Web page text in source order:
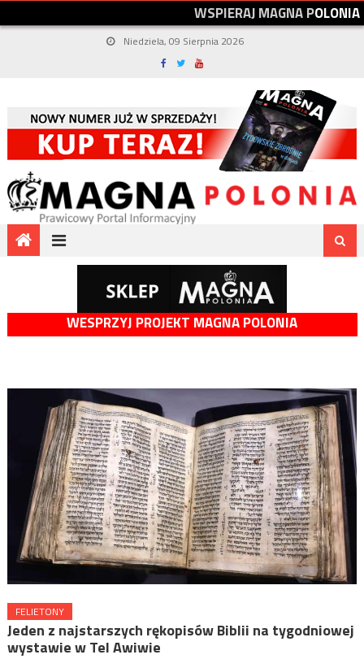
WSPIERAJMAGNAPOLONIA
Niedziela, 09 Sierpnia 2026
WESPRZYJ PROJEKT MAGNA POLONIA
FELIETONY
Jeden z najstarszych rękopisów Biblii na tygodniowej
wystawie w Tel Awiwie